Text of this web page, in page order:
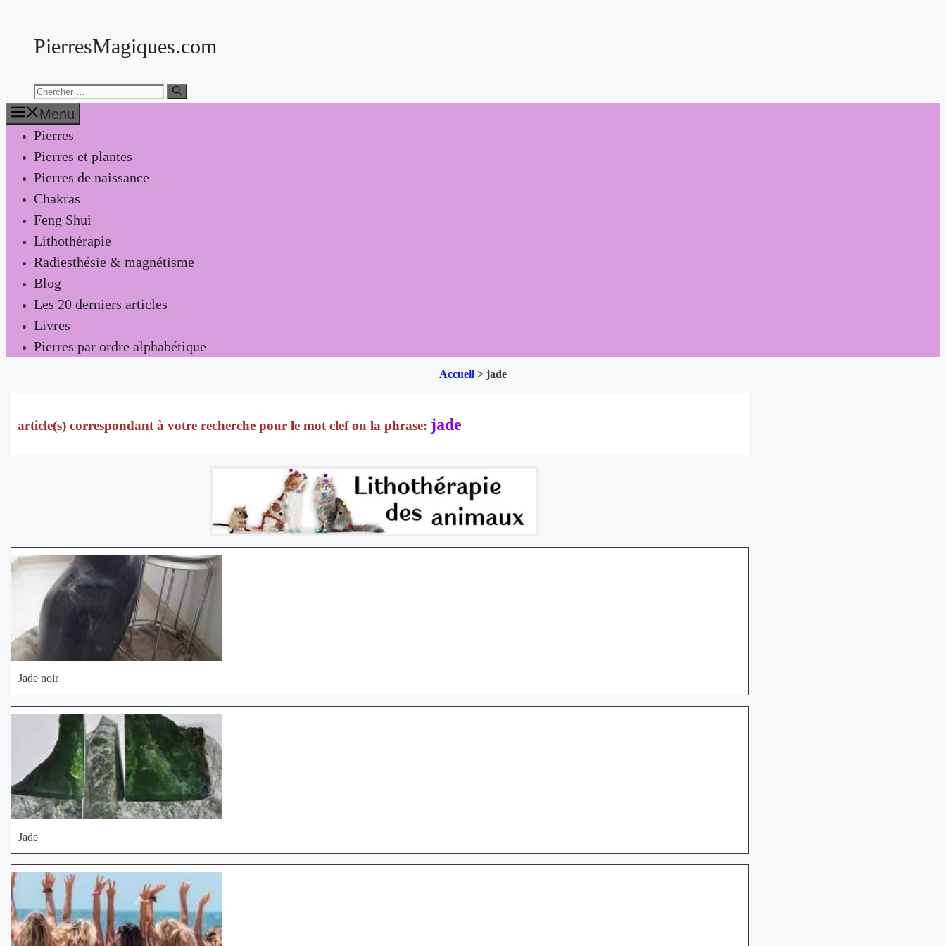
contenuPierresMagiques.com
Chercher:
Menu
Pierres
Pierres et plantes
Pierres de naissance
Chakras
Feng Shui
Lithothérapie
Radiesthésie & magnétisme
Blog
Les 20 derniers articles
Livres
Pierres par ordre alphabétique
Accueil > jade
jade
Jade noir
Jade